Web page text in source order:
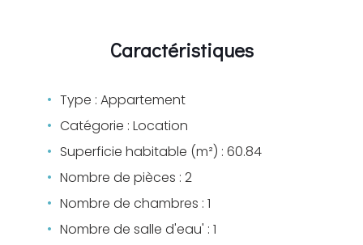
Caractéristiques
Type : Appartement
Catégorie : Location
Superficie habitable (m²) : 60.84
Nombre de pièces : 2
Nombre de chambres : 1
Nombre de salle d'eau' : 1